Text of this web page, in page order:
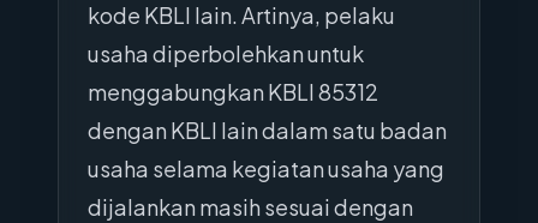
kode KBLI lain. Artinya, pelaku
usaha diperbolehkan untuk
menggabungkan KBLI 85312
dengan KBLI lain dalam satu badan
usaha selama kegiatan usaha yang
dijalankan masih sesuai dengan